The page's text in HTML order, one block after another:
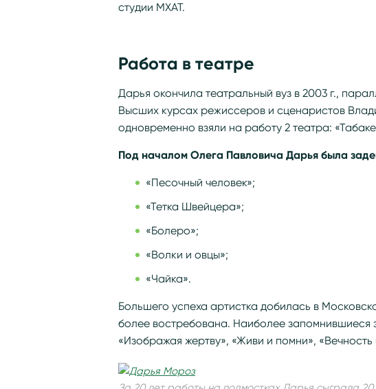
студии МХАТ.
Работа в театре
Дарья окончила театральный вуз в 2003 г.,
Высших курсах режиссеров и сценаристов
одновременно взяли на работу 2 театра:
Под началом Олега Павловича Дарья была
«Песочный человек»;
«Тетка Швейцера»;
«Болеро»;
«Волки и овцы»;
«Чайка».
Большего успеха артистка добилась в
более востребована. Наиболее запомнившиеся
«Изображая жертву», «Живи и помни»,